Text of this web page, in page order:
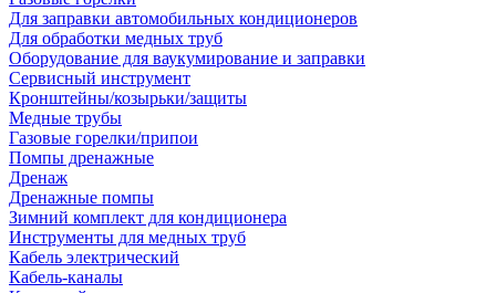
Для заправки автомобильных кондиционеров
Для обработки медных труб
Оборудование для ваукумирование и заправки
Сервисный инструмент
Кронштейны/козырьки/защиты
Медные трубы
Газовые горелки/припои
Помпы дренажные
Дренаж
Дренажные помпы
Зимний комплект для кондиционера
Инструменты для медных труб
Кабель электрический
Кабель-каналы